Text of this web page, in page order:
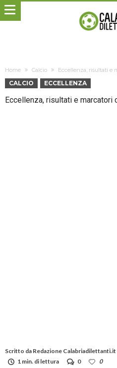
Home Calcio Eccellenza, risultati e
CALCIO ECCELLENZA
Eccellenza, risultati e marcatori
Scritto da Redazione Calabriadilettanti.it
1 min. di lettura
0 0